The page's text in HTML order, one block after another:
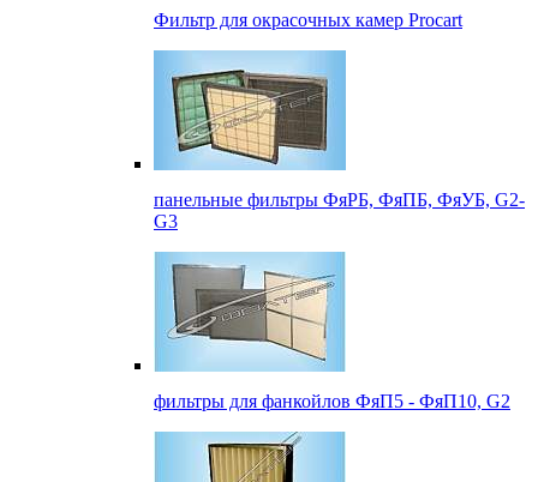
Фильтр для окрасочных камер Procart
панельные фильтры ФяРБ, ФяПБ, ФяУБ, G2-
G3
фильтры для фанкойлов ФяП5 - ФяП10, G2